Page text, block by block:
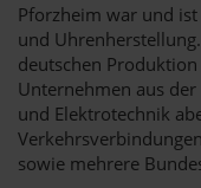
Pforzheim war und
und
deutschen
Unternehmen aus
und Elektrotechnik
sowie mehrere